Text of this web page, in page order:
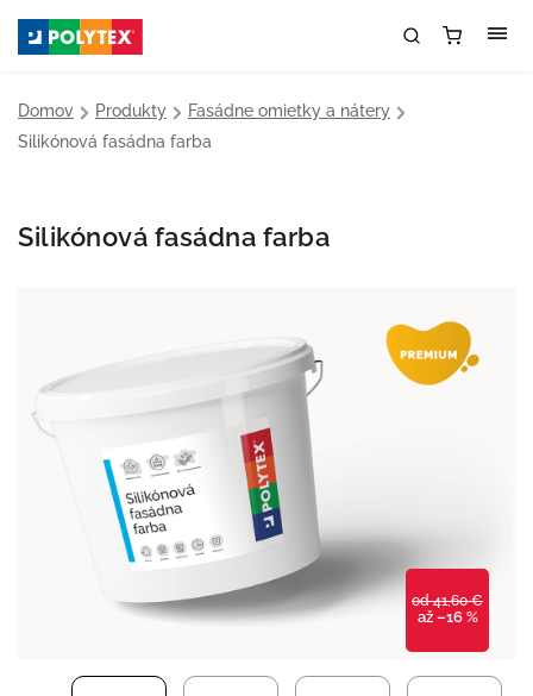
Domov / Produkty / Fasádne omietky a nátery /
Silikónová fasádna farba
Silikónová fasádna farba
od 41,60 €
až –16 %